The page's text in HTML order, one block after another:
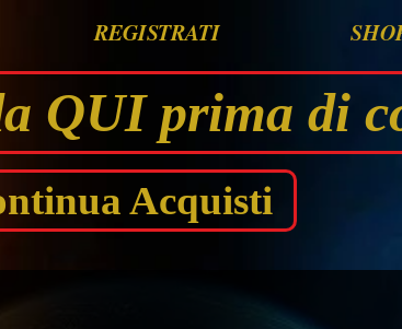
REGISTRATI
QUI prima di
Acquisti